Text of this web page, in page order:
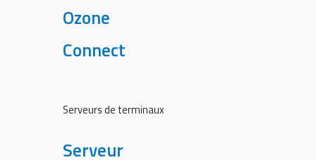
Ozone
Connect
Serveurs de terminaux
Serveur